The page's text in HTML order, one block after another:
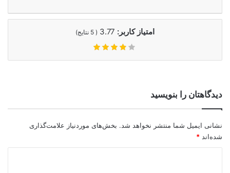
امتیاز کاربر: 3.77
(
5 نتایج)
دیدگاهتان را بنویسید
نشانی ایمیل شما منتشر نخواهد شد. بخش‌های موردنیاز علامت‌گذاری
شده‌اند *